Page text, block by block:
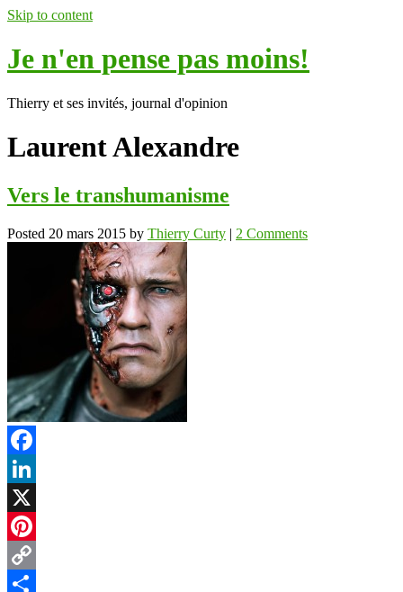
Skip to content
Je n'en pense pas moins!
Thierry et ses invités, journal d'opinion
Laurent Alexandre
Vers le transhumanisme
Posted 20 mars 2015 by Thierry Curty | 2 Comments
Facebook
LinkedIn
X
Pinterest
Copy